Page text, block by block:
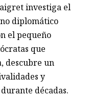
investiga el
diplomático
el pequeño
que
descubre un
y
décadas.